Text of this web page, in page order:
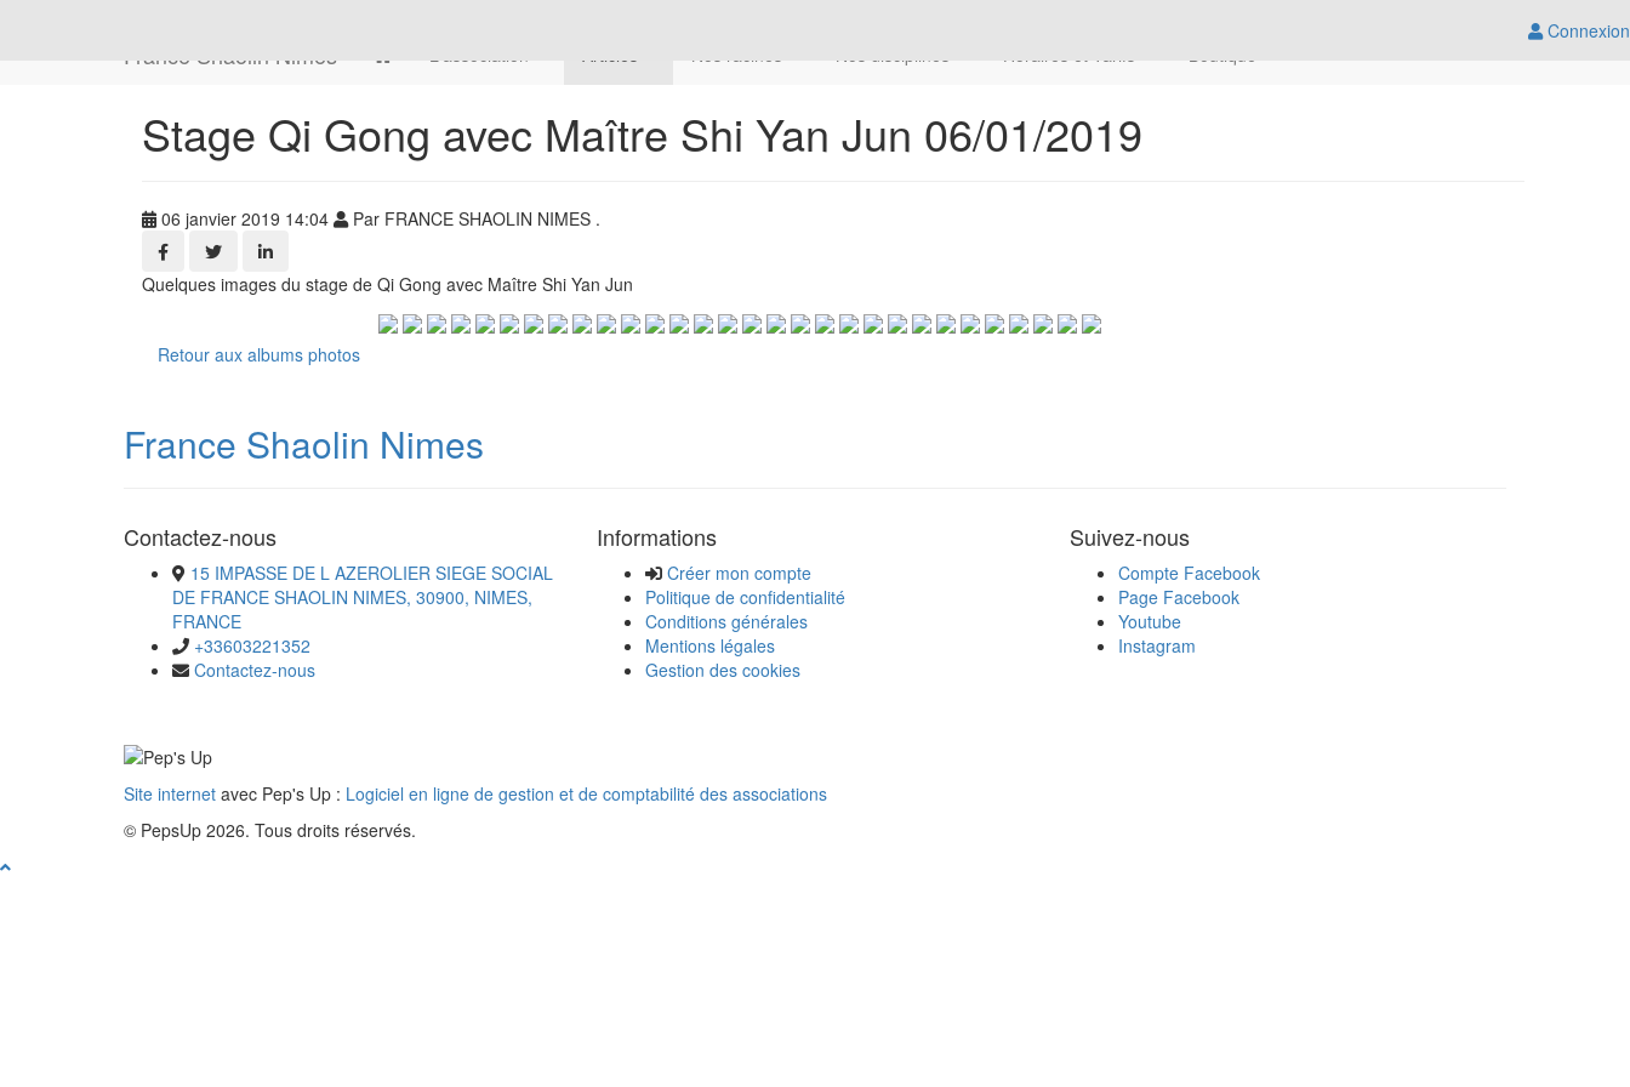
Connexion
France Shaolin Nimes L'association Articles Nos racines Nos disciplines Horaires et Tarifs Boutique
Stage Qi Gong avec Maître Shi Yan Jun 06/01/2019
06 janvier 2019 14:04 Par FRANCE SHAOLIN NIMES .
Quelques images du stage de Qi Gong avec Maître Shi Yan Jun
Retour aux albums photos
France Shaolin Nimes
Contactez-nous
15 IMPASSE DE L AZEROLIER SIEGE SOCIAL
DE FRANCE SHAOLIN NIMES, 30900, NIMES,
FRANCE
+33603221352
Contactez-nous
Informations
Créer mon compte
Politique de confidentialité
Conditions générales
Mentions légales
Gestion des cookies
Suivez-nous
Compte Facebook
Page Facebook
Youtube
Instagram
Site internet avec Pep's Up : Logiciel en ligne de gestion et de comptabilité des associations
© PepsUp 2026. Tous droits réservés.